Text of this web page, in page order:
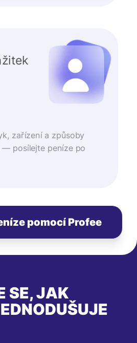
zařízení a způsoby
— posílejte peníze po
pomocí Profee
SE, JAK